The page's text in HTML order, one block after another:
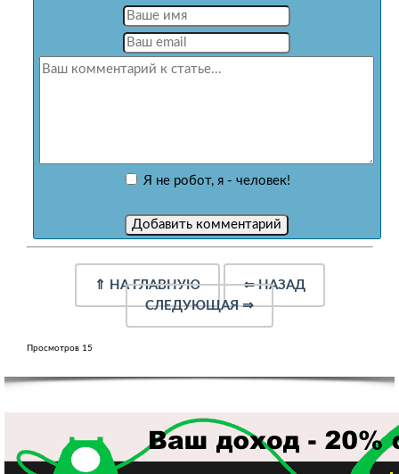
Я не робот, я - человек!
⇑ НА ГЛАВНУЮ ⇐НАЗАД
СЛЕДУЮЩАЯ⇒
Просмотров 15